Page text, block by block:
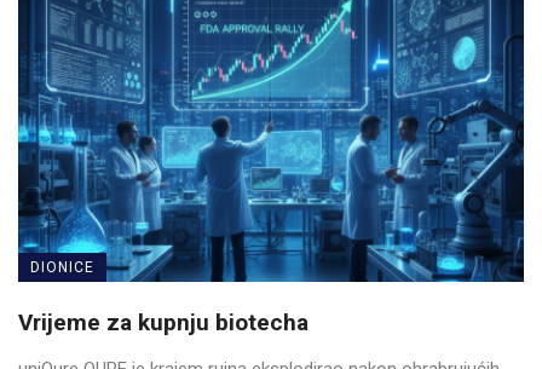
DIONICE
Vrijeme za kupnju biotecha